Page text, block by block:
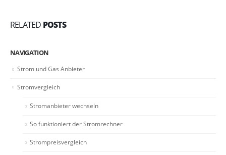
RELATED POSTS
NAVIGATION
Strom und Gas Anbieter
Stromvergleich
Stromanbieter wechseln
So funktioniert der Stromrechner
Strompreisvergleich